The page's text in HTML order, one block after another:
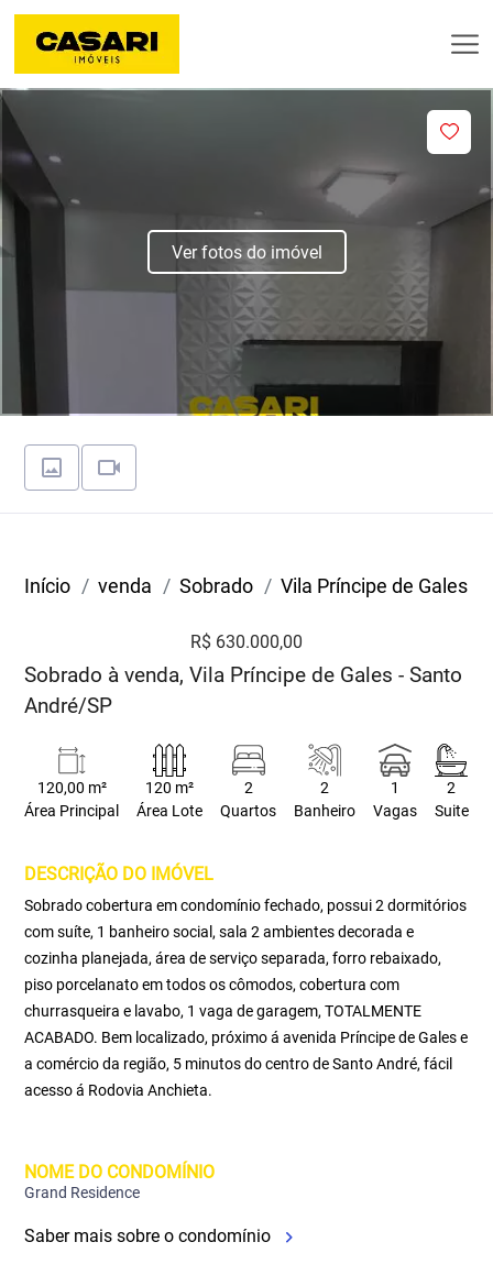
Ver fotos do imóvel
Início venda Sobrado Vila Príncipe de Gales
R$ 630.000,00
Sobrado à venda, Vila Príncipe de Gales - Santo
André/SP
120,00 m²
Área Principal
120 m²
Área Lote
2
Quartos
2
Banheiro
1
Vagas
2
Suite
DESCRIÇÃO DO IMÓVEL
Sobrado cobertura em condomínio fechado, possui 2 dormitórios
com suíte, 1 banheiro social, sala 2 ambientes decorada e
cozinha planejada, área de serviço separada, forro rebaixado,
piso porcelanato em todos os cômodos, cobertura com
churrasqueira e lavabo, 1 vaga de garagem, TOTALMENTE
ACABADO. Bem localizado, próximo á avenida Príncipe de Gales e
a comércio da região, 5 minutos do centro de Santo André, fácil
acesso á Rodovia Anchieta.
NOME DO CONDOMÍNIO
Grand Residence
Saber mais sobre o condomínio